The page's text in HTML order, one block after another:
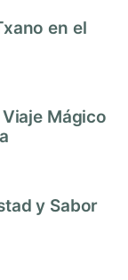
en el
Mágico
y Sabor